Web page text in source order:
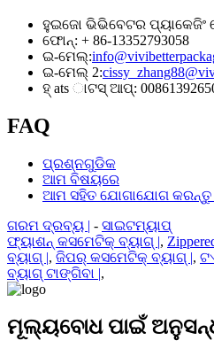
ହୁଇଜୋ ଭିଭିବେଟର ପ୍ୟାକେଜିଂ
ଫୋନ୍: + 86-13352793058
ଇ-ମେଲ୍:
ଇ-ମେଲ୍ 2:
ହ୍ ats ାଟସ୍ ଆପ୍:
FAQ
ପ୍ରଶ୍ନଗୁଡିକ
ଆମ ବିଷୟରେ
ଆମ ସହିତ ଯୋଗାଯୋଗ କରନ୍ତୁ
ଗରମ ଦ୍ରବ୍ୟ | - ସାଇଟମ୍ୟାପ୍
ଫ୍ୟାଶନ୍ କସମେଟିକ୍ ବ୍ୟାଗ୍ |,
ବ୍ୟାଗ୍ |, ଜିପର୍ କସମେଟିକ୍ ବ୍ୟାଗ୍ |,
ବ୍ୟାଗ୍ ଟାଙ୍ଗିବା |,
ମୂଲ୍ୟବୋଧ ପାଇଁ